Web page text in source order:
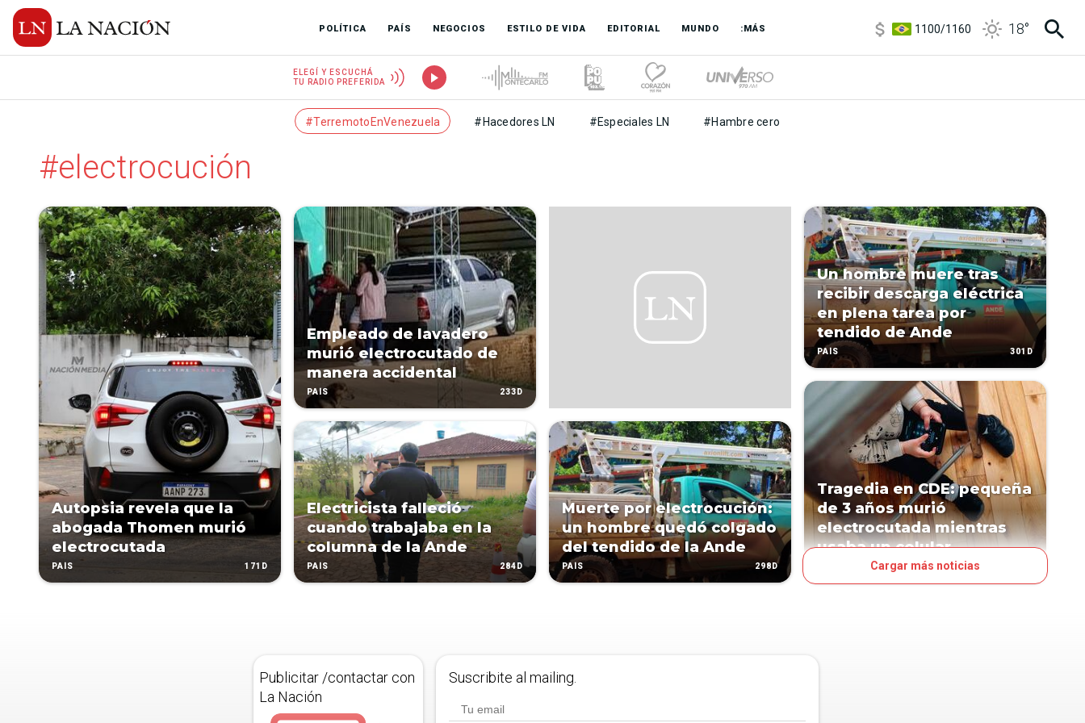
POLÍTICA PAÍS NEGOCIOS ESTILO DE VIDA EDITORIAL MUNDO :MÁS
1100/1160
18°
ELEGÍ Y ESCUCHÁ
TU RADIO PREFERIDA
#TerremotoEnVenezuela #Hacedores LN #Especiales LN #Hambre cero
#electrocución
Autopsia revela que la
abogada Thomen murió
electrocutada
PAÍS 171D
Empleado de lavadero
murió electrocutado de
manera accidental
PAÍS 233D
Electricista falleció
cuando trabajaba en la
columna de la Ande
PAÍS 284D
Muerte por electrocución:
un hombre quedó colgado
del tendido de la Ande
PAÍS 298D
Un hombre muere tras
recibir descarga eléctrica
en plena tarea por
tendido de Ande
PAÍS 301D
Tragedia en CDE: pequeña
de 3 años murió
electrocutada mientras
usaba un celular
Cargar más noticias
Publicitar /contactar con
La Nación
Suscribite al mailing.